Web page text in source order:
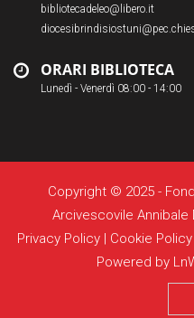
bibliotecadeleo@libero.it
ORARI BIBLIOTECA
Lunedì - Venerdì 08:00 - 14:00
Copyright © 2025 -
Arcivescovile Annibale
Privacy Policy| Cookie Policy
Powered by